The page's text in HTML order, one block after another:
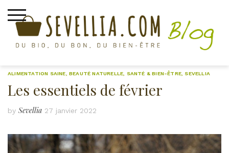
content
ALIMENTATION SAINE ,BEAUTÉ NATURELLE SANTÉ & BIEN-ÊTRE SEVELLIA
Les essentiels de février
by Sevellia 27 janvier 2022